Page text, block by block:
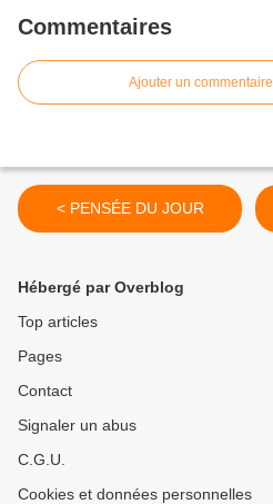
Commentaires
Ajouter un commentaire
< PENSÉE DU JOUR
Hébergé par Overblog
Top articles
Pages
Contact
Signaler un abus
C.G.U.
Cookies et données personnelles